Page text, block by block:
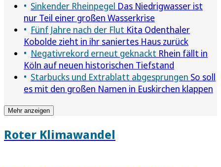
Sinkender Rheinpegel Das Niedrigwasser ist
nur Teil einer großen Wasserkrise
Fünf Jahre nach der Flut Kita Odenthaler
Kobolde zieht in ihr saniertes Haus zurück
Negativrekord erneut geknackt Rhein fällt in
Köln auf neuen historischen Tiefstand
Starbucks und Extrablatt abgesprungen So soll
es mit den großen Namen in Euskirchen klappen
Mehr anzeigen
Roter Klimawandel